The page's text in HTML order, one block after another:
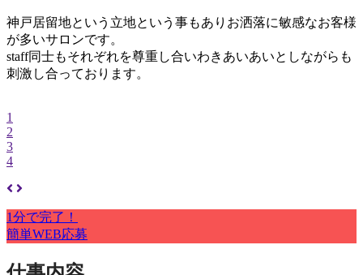
神戸居留地という立地という事もありお洒落に敏感なお客様
が多いサロンです。
staff同士もそれぞれを尊重し合いわきあいあいとしながらも
刺激し合っております。
1
2
3
4
1分で完了！
簡単WEB応募